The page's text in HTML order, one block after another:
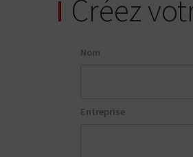
Créez
Nom
Entreprise